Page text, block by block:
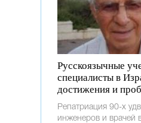
Русскоязычные
специалисты в
достижения и
Репатриация 90-х
инженеров и врачей